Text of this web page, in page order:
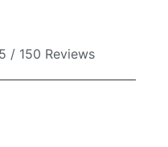
/ 150 Reviews